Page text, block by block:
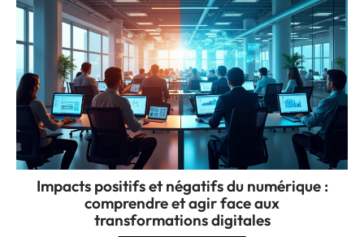
Impacts positifs et négatifs du numérique :
comprendre et agir face aux
transformations digitales